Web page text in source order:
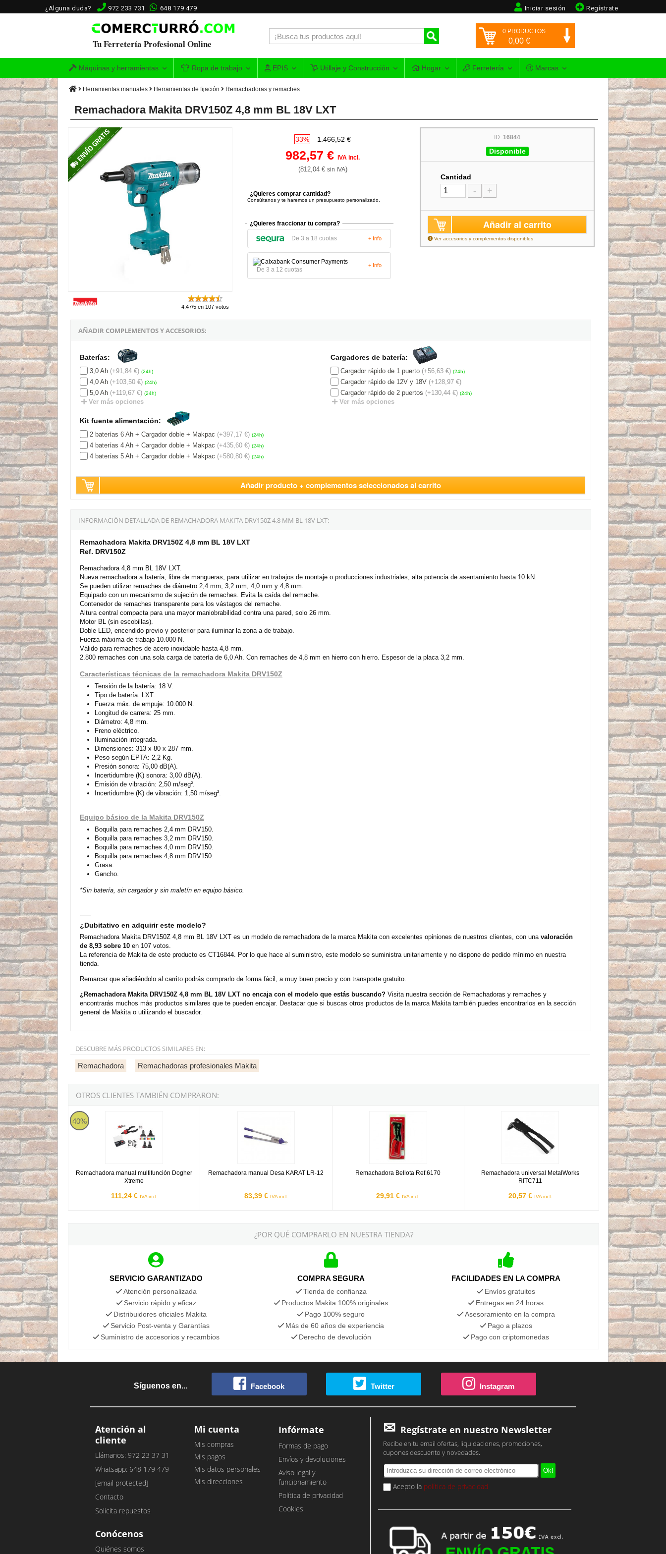
¿Alguna duda? 972 233 731 648 179 479 Regístrate
Iniciar sesión
Tu Ferretería Profesional Online
0 PRODUCTOS
0,00 €
Máquinas y herramientas Ropa de trabajo EPIS Utillaje y Construcción Hogar Ferretería Marcas
Herramientas manuales Herramientas de fijación Remachadoras y remaches
Remachadora Makita DRV150Z 4,8 mm BL 18V LXT
4.47/5 en 107 votos
33% 1.466,52 €
982,57 €IVA incl.
(812,04 € sin IVA)
¿Quieres comprar cantidad?
Consúltanos y te haremos un presupuesto personalizado.
¿Quieres fraccionar tu compra?
De 3 a 18 cuotas + Info
De 3 a 12 cuotas
+ Info
ID: 16844
Disponible
Cantidad
- +
Añadir al carrito
Ver accesorios y complementos disponibles
AÑADIR COMPLEMENTOS Y ACCESORIOS:
Baterías:
3,0 Ah (+91,84 €) (24h)
4,0 Ah (+103,50 €) (24h)
5,0 Ah (+119,67 €) (24h)
Ver más opciones
Cargadores de batería:
Cargador rápido de 1 puerto (+56,63 €) (24h)
Cargador rápido de 12V y 18V (+128,97 €)
Cargador rápido de 2 puertos (+130,44 €) (24h)
Ver más opciones
Kit fuente alimentación:
2 baterías 6 Ah + Cargador doble + Makpac (+397,17 €) (24h)
4 baterías 4 Ah + Cargador doble + Makpac (+435,60 €) (24h)
4 baterías 5 Ah + Cargador doble + Makpac (+580,80 €) (24h)
Añadir producto + complementos seleccionados al carrito
INFORMACIÓN DETALLADA DE REMACHADORA MAKITA DRV150Z 4,8 MM BL 18V LXT:
Remachadora Makita DRV150Z 4,8 mm BL 18V LXT
Ref. DRV150Z
Remachadora 4,8 mm BL 18V LXT.
Nueva remachadora a batería, libre de mangueras, para utilizar en trabajos de montaje o producciones industriales, alta potencia de asentamiento hasta 10 kN.
Se pueden utilizar remaches de diámetro 2,4 mm, 3,2 mm, 4,0 mm y 4,8 mm.
Equipado con un mecanismo de sujeción de remaches. Evita la caída del remache.
Contenedor de remaches transparente para los vástagos del remache.
Altura central compacta para una mayor maniobrabilidad contra una pared, solo 26 mm.
Motor BL (sin escobillas).
Doble LED, encendido previo y posterior para iluminar la zona a de trabajo.
Fuerza máxima de trabajo 10.000 N.
Válido para remaches de acero inoxidable hasta 4,8 mm.
2.800 remaches con una sola carga de batería de 6,0 Ah. Con remaches de 4,8 mm en hierro con hierro. Espesor de la placa 3,2 mm.
Características técnicas de la remachadora Makita DRV150Z
Tensión de la batería: 18 V.
Tipo de batería: LXT.
Fuerza máx. de empuje: 10.000 N.
Longitud de carrera: 25 mm.
Diámetro: 4,8 mm.
Freno eléctrico.
Iluminación integrada.
Dimensiones: 313 x 80 x 287 mm.
Peso según EPTA: 2,2 Kg.
Presión sonora: 75,00 dB(A).
Incertidumbre (K) sonora: 3,00 dB(A).
Emisión de vibración: 2,50 m/seg².
Incertidumbre (K) de vibración: 1,50 m/seg².
Equipo básico de la Makita DRV150Z
Boquilla para remaches 2,4 mm DRV150.
Boquilla para remaches 3,2 mm DRV150.
Boquilla para remaches 4,0 mm DRV150.
Boquilla para remaches 4,8 mm DRV150.
Grasa.
Gancho.
*Sin batería, sin cargador y sin maletín en equipo básico.
¿Dubitativo en adquirir este modelo?
Remachadora Makita DRV150Z 4,8 mm BL 18V LXT es un modelo de remachadora de la marca Makita con excelentes opiniones de nuestros clientes, con una valoración
de 8,93 sobre 10 en 107 votos.
La referencia de Makita de este producto es CT16844. Por lo que hace al suministro, este modelo se suministra unitariamente y no dispone de pedido mínimo en nuestra
tienda.
Remarcar que añadiéndolo al carrito podrás comprarlo de forma fácil, a muy buen precio y con transporte gratuito.
¿Remachadora Makita DRV150Z 4,8 mm BL 18V LXT no encaja con el modelo que estás buscando? Visita nuestra sección de Remachadoras y remaches y
encontrarás muchos más productos similares que te pueden encajar. Destacar que si buscas otros productos de la marca Makita también puedes encontrarlos en la sección
general de Makita o utilizando el buscador.
DESCUBRE MÁS PRODUCTOS SIMILARES EN:
Remachadora Remachadoras profesionales Makita
OTROS CLIENTES TAMBIÉN COMPRARON:
40%
Remachadora manual multifunción Dogher
Xtreme
111,24 € IVA incl.
Remachadora manual multifunción Dogher Xtreme
Remachadora manual Desa KARAT LR-12
83,39 € IVA incl.
Remachadora Bellota Ref.6170
29,91 € IVA incl.
Remachadora universal MetalWorks
RITC711
20,57 € IVA incl.
Remachadora universal MetalWorks RITC711
¿POR QUÉ COMPRARLO EN NUESTRA TIENDA?
SERVICIO GARANTIZADO
Atención personalizada
Servicio rápido y eficaz
Distribuidores oficiales Makita
Servicio Post-venta y Garantías
Suministro de accesorios y recambios
COMPRA SEGURA
Tienda de confianza
Productos Makita 100% originales
Pago 100% seguro
Más de 60 años de experiencia
Derecho de devolución
FACILIDADES EN LA COMPRA
Envíos gratuitos
Entregas en 24 horas
Asesoramiento en la compra
Pago a plazos
Pago con criptomonedas
Síguenos en... Facebook Twitter Instagram
Atención al
cliente
Llámanos: 972 23 37 31
Whatsapp: 648 179 479
[email protected]
Contacto
Solicita repuestos
Conócenos
Quiénes somos
Mi cuenta
Mis compras
Mis pagos
Mis datos personales
Mis direcciones
Infórmate
Formas de pago
Envíos y devoluciones
Aviso legal y
funcionamiento
Política de privacidad
Cookies
Regístrate en nuestro Newsletter
Recibe en tu email ofertas, liquidaciones, promociones,
cupones descuento y novedades.
Acepto la política de privacidad